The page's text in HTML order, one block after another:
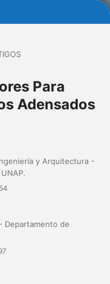
Para
Adensados
y Arquitectura -
Departamento de